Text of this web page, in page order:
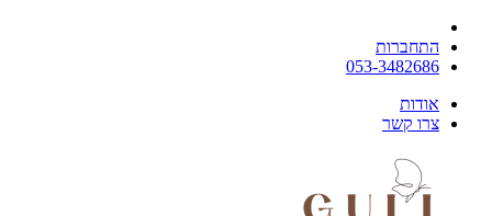
התחברות
053-3482686
אודות
צרו קשר